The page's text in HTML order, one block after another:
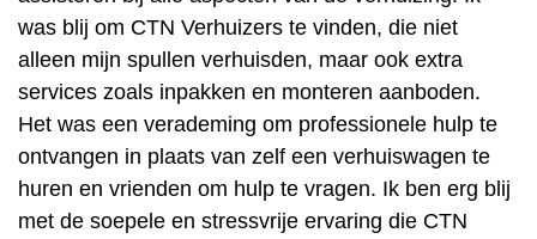
was blij om CTN Verhuizers te vinden, die niet
alleen mijn spullen verhuisden, maar ook extra
services zoals inpakken en monteren aanboden.
Het was een verademing om professionele hulp te
ontvangen in plaats van zelf een verhuiswagen te
huren en vrienden om hulp te vragen. Ik ben erg blij
met de soepele en stressvrije ervaring die CTN